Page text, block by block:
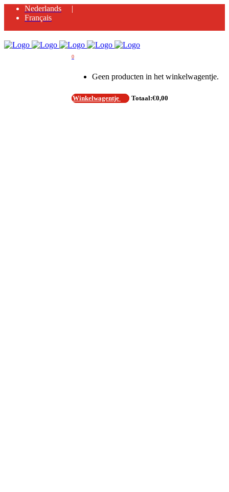
Nederlands
Français
0
Geen producten in het winkelwagentje.
Winkelwagentje Totaal:€0,00